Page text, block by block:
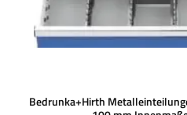
Bedrunka+Hirth